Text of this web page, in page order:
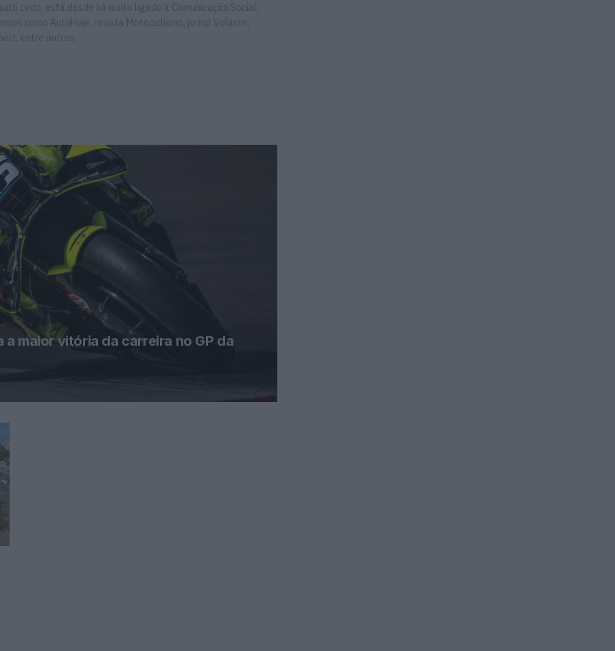
cedo, está desde há muito ligado à Comunicação Social,
como AutoHoje, revista Motociclismo, jornal Volante,
entre outros.
maior vitória da carreira no GP da